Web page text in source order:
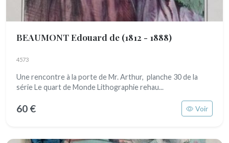
BEAUMONT Edouard de (1812 - 1888)
4573
Une rencontre à la porte de Mr. Arthur, planche 30 de la
série Le quart de Monde Lithographie rehau...
60 € Voir